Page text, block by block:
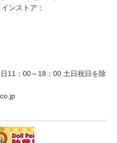
ンストア：
：00～18：00 土日祝日を除